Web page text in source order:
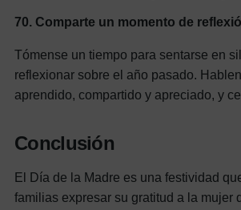
70. Comparte un momento de
Tómense un tiempo para sentarse en
reflexionar sobre el año pasado.
aprendido, compartido y apreciado, y
Conclusión
El Día de la Madre es una festividad
familias expresar su gratitud a la mujer